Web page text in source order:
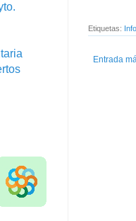
Etiquetas:
Entrada